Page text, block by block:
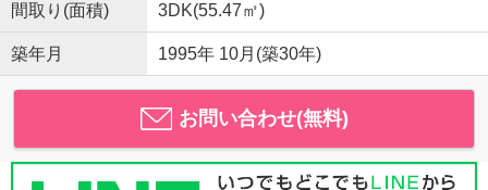
間取り(面積) 3DK(55.47㎡)
築年月 1995年 10月(築30年)
お問い合わせ(無料)